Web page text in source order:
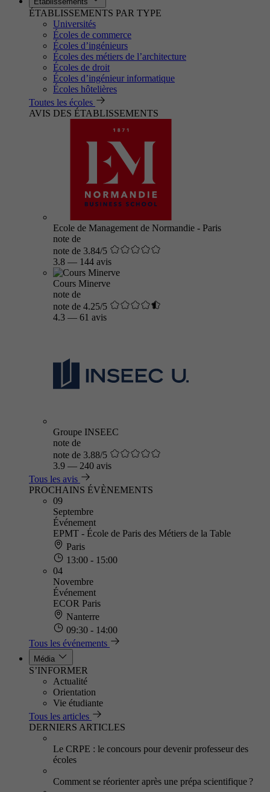
ÉTABLISSEMENTS PAR TYPE
Universités
Écoles de commerce
Écoles d’ingénieurs
Écoles des métiers de l’architecture
Écoles de droit
Écoles d’ingénieur informatique
Écoles hôtelières
Toutes les écoles
AVIS DES ÉTABLISSEMENTS
Ecole de Management de Normandie - Paris
note de
note de 3.84/5
3.8 — 144 avis
Cours Minerve
note de
note de 4.25/5
4.3 — 61 avis
Groupe INSEEC
note de
note de 3.88/5
3.9 — 240 avis
Tous les avis
PROCHAINS ÉVÈNEMENTS
09
Septembre
Événement
EPMT - École de Paris des Métiers de la Table
Paris
13:00 - 15:00
04
Novembre
Événement
ECOR Paris
Nanterre
09:30 - 14:00
Tous les événements
Média
S’INFORMER
Actualité
Orientation
Vie étudiante
Tous les articles
DERNIERS ARTICLES
Le CRPE : le concours pour devenir professeur des
écoles
Comment se réorienter après une prépa scientifique ?